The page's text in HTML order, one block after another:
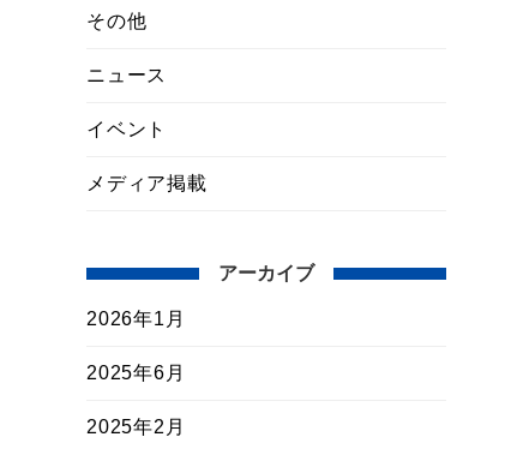
その他
ニュース
イベント
メディア掲載
アーカイブ
2026年1月
2025年6月
2025年2月